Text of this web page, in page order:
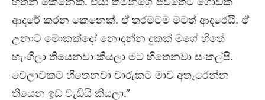
ආදරේ කරන කෙනෙක්. ඒ තරමටම මටත් ආදරෙයි. ඒ
උනාට මොකක්දෝ නොදන්න දුකක් මගේ හිතේ
හැංගිලා තියෙනවා කියලා මට හිතෙනවා සංකල්පි.
වෙලාවකට හිතෙනවා චාරුකට මාව අතෑරෙන්න
තියෙන ඉඩ වැඩියි කියලා.”